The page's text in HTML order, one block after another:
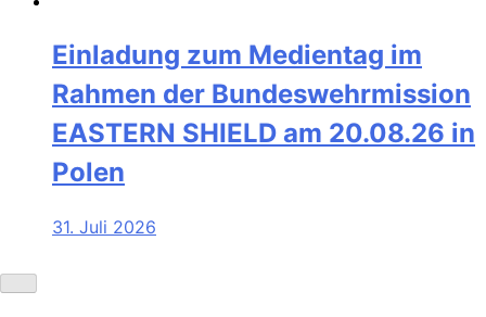
Einladung zum Medientag im
Rahmen der Bundeswehrmission
EASTERN SHIELD am 20.08.26 in
Polen
31. Juli 2026